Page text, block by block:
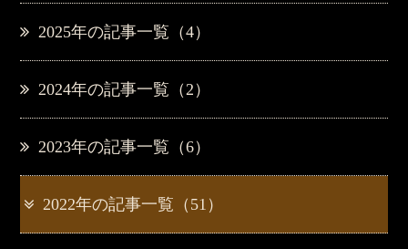
2025年の記事一覧（4）
2024年の記事一覧（2）
2023年の記事一覧（6）
2022年の記事一覧（51）